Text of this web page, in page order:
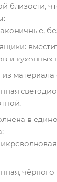
близости,
и кухонных
материала
в
чёрного